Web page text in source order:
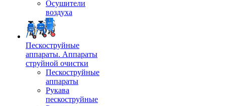
Осушители
воздуха
Пескоструйные
аппараты. Аппараты
струйной очистки
Пескоструйные
аппараты
Рукава
пескоструйные